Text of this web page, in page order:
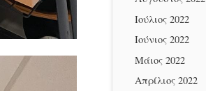
Ιούλιος 2022
Ιούνιος 2022
Μάιος 2022
Απρίλιος 2022